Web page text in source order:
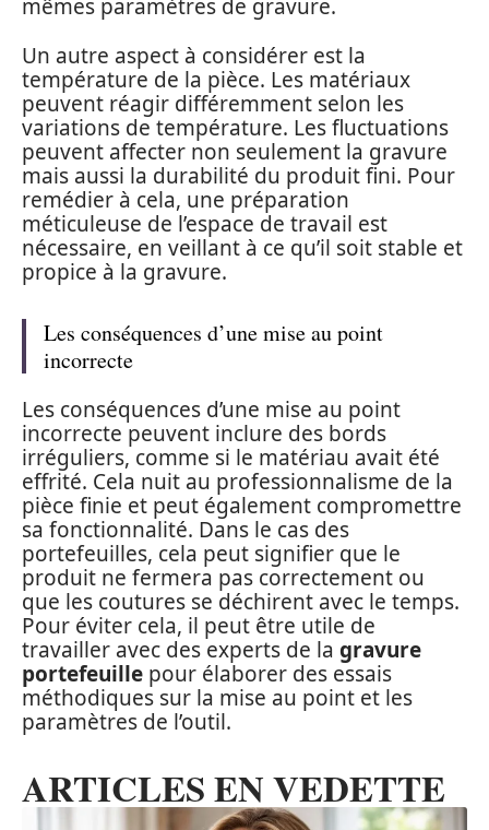
mêmes paramètres de gravure.
Un autre aspect à considérer est la
température de la pièce. Les matériaux
peuvent réagir différemment selon les
variations de température. Les fluctuations
peuvent affecter non seulement la gravure
mais aussi la durabilité du produit fini. Pour
remédier à cela, une préparation
méticuleuse de l’espace de travail est
nécessaire, en veillant à ce qu’il soit stable et
propice à la gravure.
Les conséquences d’une mise au point
incorrecte
Les conséquences d’une mise au point
incorrecte peuvent inclure des bords
irréguliers, comme si le matériau avait été
effrité. Cela nuit au professionnalisme de la
pièce finie et peut également compromettre
sa fonctionnalité. Dans le cas des
portefeuilles, cela peut signifier que le
produit ne fermera pas correctement ou
que les coutures se déchirent avec le temps.
Pour éviter cela, il peut être utile de
travailler avec des experts de la gravure
portefeuille pour élaborer des essais
méthodiques sur la mise au point et les
paramètres de l’outil.
ARTICLES EN VEDETTE